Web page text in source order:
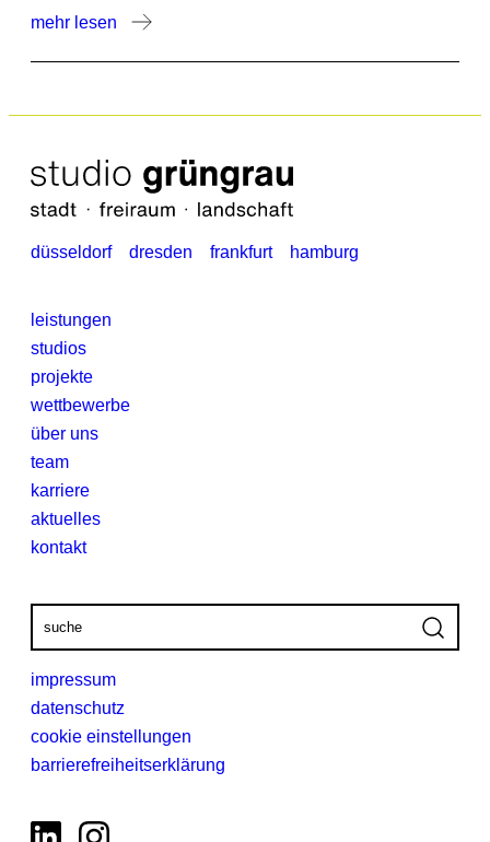
schwammstadt-konzepte.
mehr lesen
düsseldorf dresden frankfurt hamburg
leistungen
studios
projekte
wettbewerbe
über uns
team
karriere
aktuelles
kontakt
impressum
datenschutz
cookie einstellungen
barrierefreiheitserklärung
LinkedInInstagram